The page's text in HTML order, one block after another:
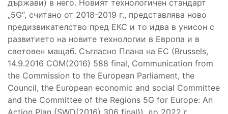
държави) в него. Новият технологичен стандарт
„5G“, считано от 2018-2019 г., представлява ново
предизвикателство пред ЕКС и то идва в унисон с
развитието на новите технологии в Европа и в
световен мащаб. Съгласно Плана на ЕС (Brussels,
14.9.2016 COM(2016) 588 final, Сommunication from
the Commission to the European Parliament, the
Council, the European economic and social Committee
and the Committee of the Regions 5G for Europe: An
Action Plan {SWD(2016) 306 final}), до 2022 г.